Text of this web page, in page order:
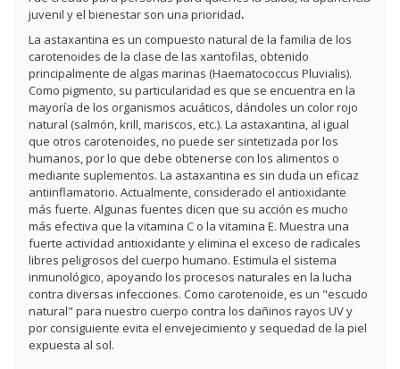
juvenil y el bienestar son una prioridad.
La astaxantina es un compuesto natural de la familia de los
carotenoides de la clase de las xantofilas, obtenido
principalmente de algas marinas (Haematococcus Pluvialis).
Como pigmento, su particularidad es que se encuentra en la
mayoría de los organismos acuáticos, dándoles un color rojo
natural (salmón, krill, mariscos, etc.). La astaxantina, al igual
que otros carotenoides, no puede ser sintetizada por los
humanos, por lo que debe obtenerse con los alimentos o
mediante suplementos. La astaxantina es sin duda un eficaz
antiinflamatorio. Actualmente, considerado el antioxidante
más fuerte. Algunas fuentes dicen que su acción es mucho
más efectiva que la vitamina C o la vitamina E. Muestra una
fuerte actividad antioxidante y elimina el exceso de radicales
libres peligrosos del cuerpo humano. Estimula el sistema
inmunológico, apoyando los procesos naturales en la lucha
contra diversas infecciones. Como carotenoide, es un "escudo
natural" para nuestro cuerpo contra los dañinos rayos UV y
por consiguiente evita el envejecimiento y sequedad de la piel
expuesta al sol.